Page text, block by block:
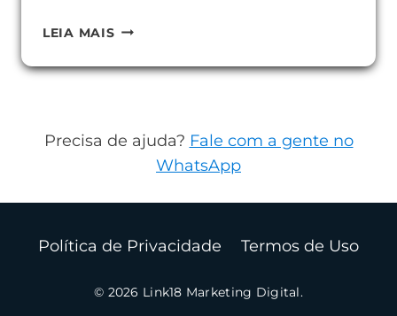
LEIA MAISO
BIO
E
ELA
Precisa de ajuda? Fale com a gente no
WhatsApp
Política de Privacidade Termos de Uso
© 2026 Link18 Marketing Digital.